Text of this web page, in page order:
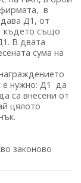
в
Д1, от
където също
В двата
сума на
е нужно: Д1 да
са внесени от
цялото
законово